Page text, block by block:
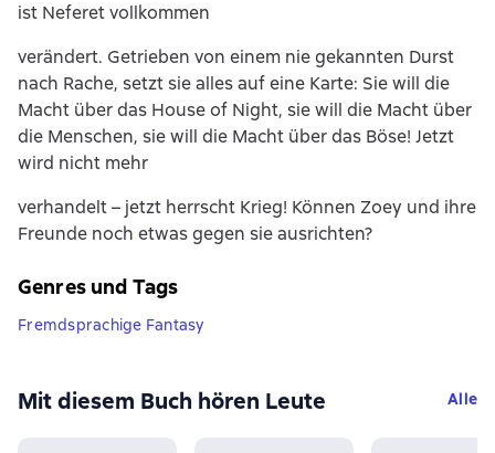
ist Neferet vollkommen
verändert. Getrieben von einem nie gekannten Durst
nach Rache, setzt sie alles auf eine Karte: Sie will die
Macht über das House of Night, sie will die Macht über
die Menschen, sie will die Macht über das Böse! Jetzt
wird nicht mehr
verhandelt – jetzt herrscht Krieg! Können Zoey und ihre
Freunde noch etwas gegen sie ausrichten?
Genres und Tags
Fremdsprachige Fantasy
Mit diesem Buch hören Leute Alle